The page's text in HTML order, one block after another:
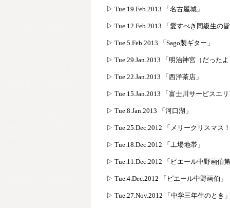
▷ Tue.19.Feb.2013 「名古屋城」
▷ Tue.12.Feb.2013 「愛すべき同級生の皆
▷ Tue.5.Feb.2013 「Sago製ギター」
▷ Tue.29.Jan.2013 「明治神宮（だったよ
▷ Tue.22.Jan.2013 「西洋茶店」
▷ Tue.15.Jan.2013 「富士川サービスエリ
▷ Tue.8.Jan.2013 「河口湖」
▷ Tue.25.Dec.2012 「メリークリスマス！
▷ Tue.18.Dec.2012 「工場地帯」
▷ Tue.11.Dec.2012 「ピエール中野画伯第
▷ Tue.4.Dec.2012 「ピエール中野画伯」
▷ Tue.27.Nov.2012 「中学三年生のとき」